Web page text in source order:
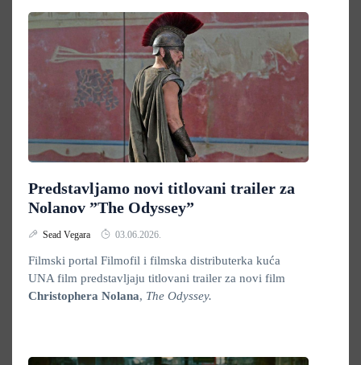
Predstavljamo novi titlovani trailer za
Nolanov ”The Odyssey”
Sead Vegara 03.06.2026.
Filmski portal Filmofil i filmska distributerka kuća
UNA film predstavljaju titlovani trailer za novi film
Christophera Nolana, The Odyssey.